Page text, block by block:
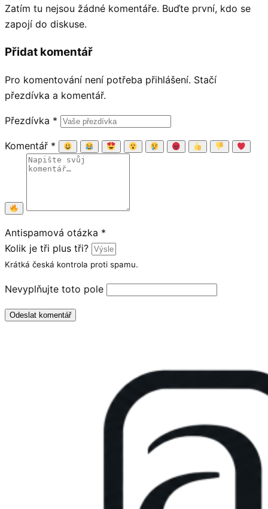
Zatím tu nejsou žádné komentáře. Buďte první, kdo se
zapojí do diskuse.
Přidat komentář
Pro komentování není potřeba přihlášení. Stačí
přezdívka a komentář.
Přezdívka *
Komentář *
Antispamová otázka *
Kolik je tři plus tři?
Krátká česká kontrola proti spamu.
Nevyplňujte toto pole
Odeslat komentář